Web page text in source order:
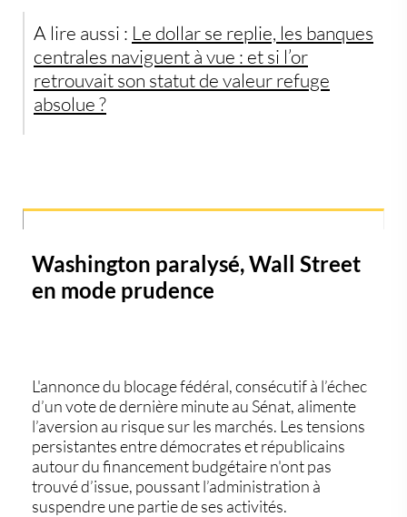
A lire aussi : Le dollar se replie, les banques
centrales naviguent à vue : et si l’or
retrouvait son statut de valeur refuge
absolue ?
Washington paralysé, Wall Street
en mode prudence
L'annonce du blocage fédéral, consécutif à l’échec
d’un vote de dernière minute au Sénat, alimente
l’aversion au risque sur les marchés. Les tensions
persistantes entre démocrates et républicains
autour du financement budgétairen'ont pas
trouvé d’issue, poussant l’administration à
suspendre une partie de ses activités.